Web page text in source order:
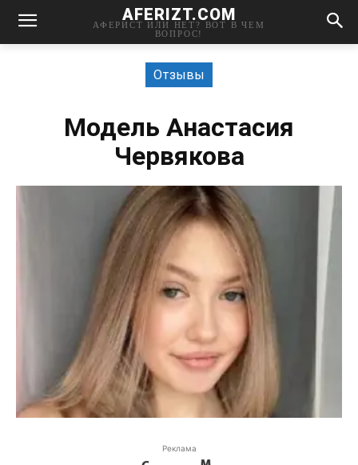
AFERIZT.COM
АФЕРИСТ ИЛИ НЕТ? ВОТ В ЧЕМ
ВОПРОС!
Отзывы
Модель Анастасия
Червякова
Реклама